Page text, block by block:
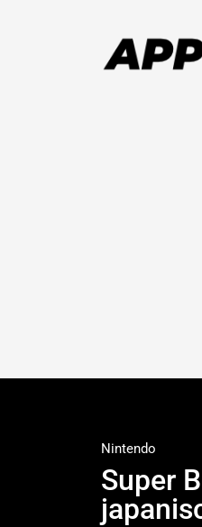
Nintendo
Super